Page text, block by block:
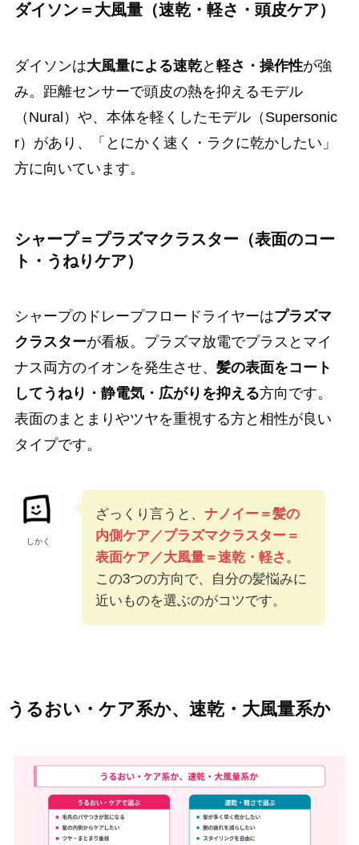
ダイソン＝大風量（速乾・軽さ・頭皮ケア）
ダイソンは大風量による速乾と 軽さ・操作性が強
み。距離センサーで頭皮の熱を抑えるモデル
（Nural）や、本体を軽くしたモデル（Supersonic
r）があり、「とにかく速く・ラクに乾かしたい」
方に向いています。
シャープ＝プラズマクラスター（表面のコー
ト・うねりケア）
シャープのドレープフロードライヤーはプラズマ
クラスターが看板。プラズマ放電でプラスとマイ
ナス両方のイオンを発生させ、 髪の表面をコート
してうねり・静電気・広がりを抑える方向です。
表面のまとまりやツヤを重視する方と相性が良い
タイプです。
しかく
ざっくり言うと、 ナノイー＝髪の
内側ケア／プラズマクラスター＝
表面ケア／大風量＝速乾・軽さ 。
この3つの方向で、自分の髪悩みに
近いものを選ぶのがコツです。
うるおい・ケア系か、速乾・大風量系か